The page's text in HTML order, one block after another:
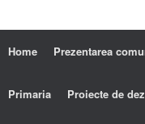
Home Prezentarea
Primaria Proiecte de